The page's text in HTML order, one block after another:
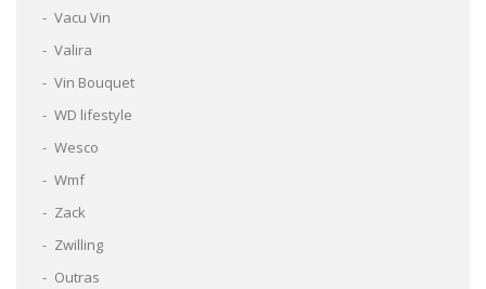
Vacu Vin
Valira
Vin Bouquet
WD lifestyle
Wesco
Wmf
Zack
Zwilling
Outras